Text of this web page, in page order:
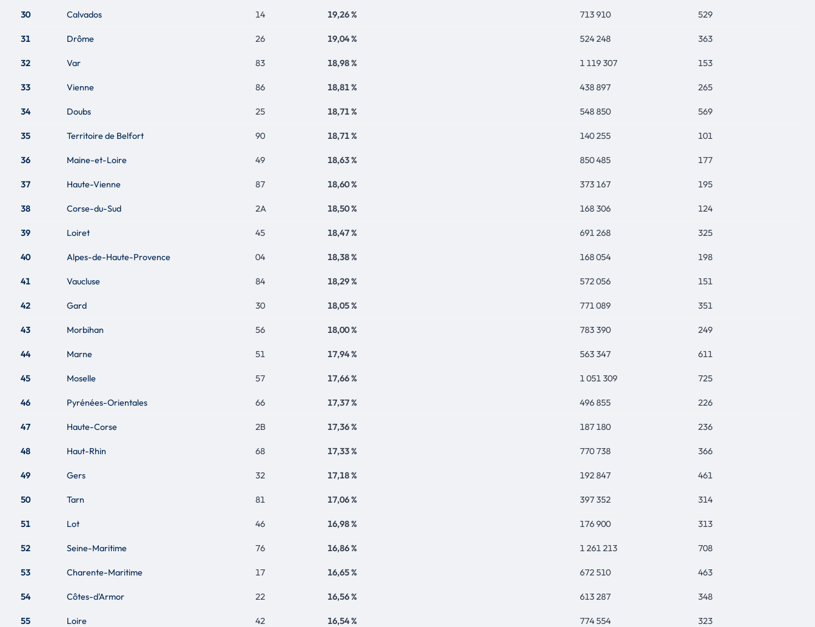
30 Calvados 14 19,26 % 713 910 529
31 Drôme 26 19,04 % 524 248 363
32 Var 83 18,98 % 1 119 307 153
33 Vienne 86 18,81 % 438 897 265
34 Doubs 25 18,71 % 548 850 569
35 Territoire de Belfort 90 18,71 % 140 255 101
36 Maine-et-Loire 49 18,63 % 850 485 177
37 Haute-Vienne 87 18,60 % 373 167 195
38 Corse-du-Sud 2A 18,50 % 168 306 124
39 Loiret 45 18,47 % 691 268 325
40 Alpes-de-Haute-Provence 04 18,38 % 168 054 198
41 Vaucluse 84 18,29 % 572 056 151
42 Gard 30 18,05 % 771 089 351
43 Morbihan 56 18,00 % 783 390 249
44 Marne 51 17,94 % 563 347 611
45 Moselle 57 17,66 % 1 051 309 725
46 Pyrénées-Orientales 66 17,37 % 496 855 226
47 Haute-Corse 2B 17,36 % 187 180 236
48 Haut-Rhin 68 17,33 % 770 738 366
49 Gers 32 17,18 % 192 847 461
50 Tarn 81 17,06 % 397 352 314
51 Lot 46 16,98 % 176 900 313
52 Seine-Maritime 76 16,86 % 1 261 213 708
53 Charente-Maritime 17 16,65 % 672 510 463
54 Côtes-d'Armor 22 16,56 % 613 287 348
55 Loire 42 16,54 % 774 554 323